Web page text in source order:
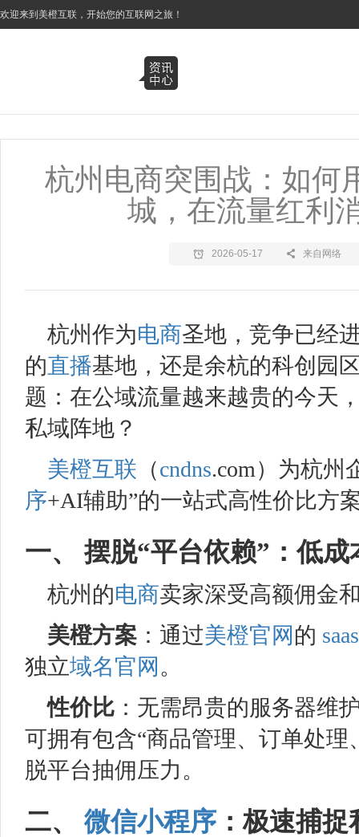
欢迎来到美橙互联，开始您的互联网之旅！
杭州电商突围战：如何
城，在流量红利
2026-05-17 来自网络
杭州作为电商圣地，竞争已经
的直播基地，还是余杭的科创园
题：在公域流量越来越贵的今天
私域阵地？
美橙互联 （cndns.com）为杭州
序+AI辅助”的一站式高性价比方
一、 摆脱“平台依赖”：低成
杭州的电商卖家深受高额佣金
美橙方案 ：通过美橙官网 的 saas
独立域名官网 。
性价比 ：无需昂贵的服务器维
可拥有包含“商品管理、订单处
脱平台抽佣压力。
二、 微信小程序 ：极速捕